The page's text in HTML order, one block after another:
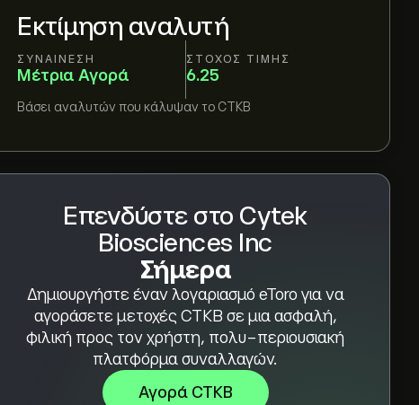
Εκτίμηση αναλυτή
ΣΥΝΑΊΝΕΣΗ
Μέτρια Αγορά
ΣΤΌΧΟΣ ΤΙΜΉΣ
6.25
Βάσει αναλυτών που κάλυψαν το CTKB
Επενδύστε στο Cytek
Biosciences Inc
Σήμερα
Δημιουργήστε έναν λογαριασμό eToro για να
αγοράσετε μετοχές CTKB σε μια ασφαλή,
φιλική προς τον χρήστη, πολυ-περιουσιακή
πλατφόρμα συναλλαγών.
Αγορά CTKB